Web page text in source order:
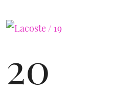
20